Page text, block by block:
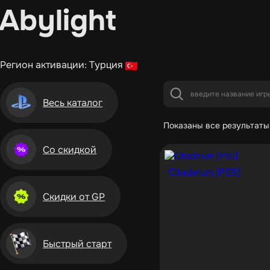
Регион активации: Турция
Весь каталог
Со скидкой
Скидки от GP
Быстрый старт
Показаны все
Citadelum [PS5]